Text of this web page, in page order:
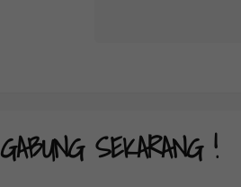
GABUNG SEKARANG !